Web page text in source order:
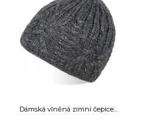
Dámská vlněná zimní čepice...